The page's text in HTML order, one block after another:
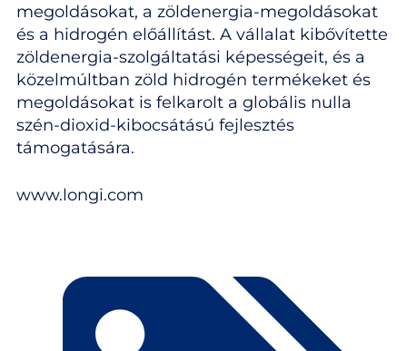
megoldásokat, a zöldenergia-megoldásokat
és a hidrogén előállítást. A vállalat kibővítette
zöldenergia-szolgáltatási képességeit, és a
közelmúltban zöld hidrogén termékeket és
megoldásokat is felkarolt a globális nulla
szén-dioxid-kibocsátású fejlesztés
támogatására.
www.longi.com